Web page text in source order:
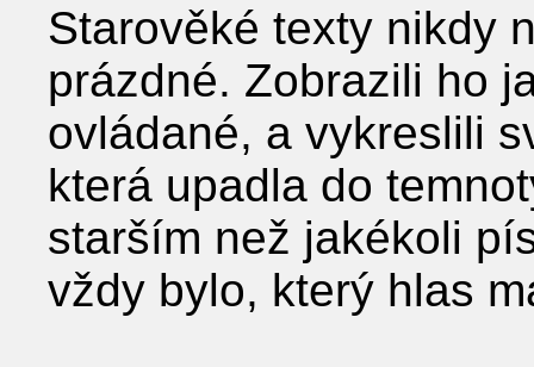
Starověké texty nikdy
prázdné. Zobrazili ho
ovládané, a vykreslili
která upadla do
starším než jakékoli
vždy bylo, který hlas